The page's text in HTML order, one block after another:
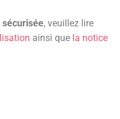
, veuillez lire
ainsi que la notice